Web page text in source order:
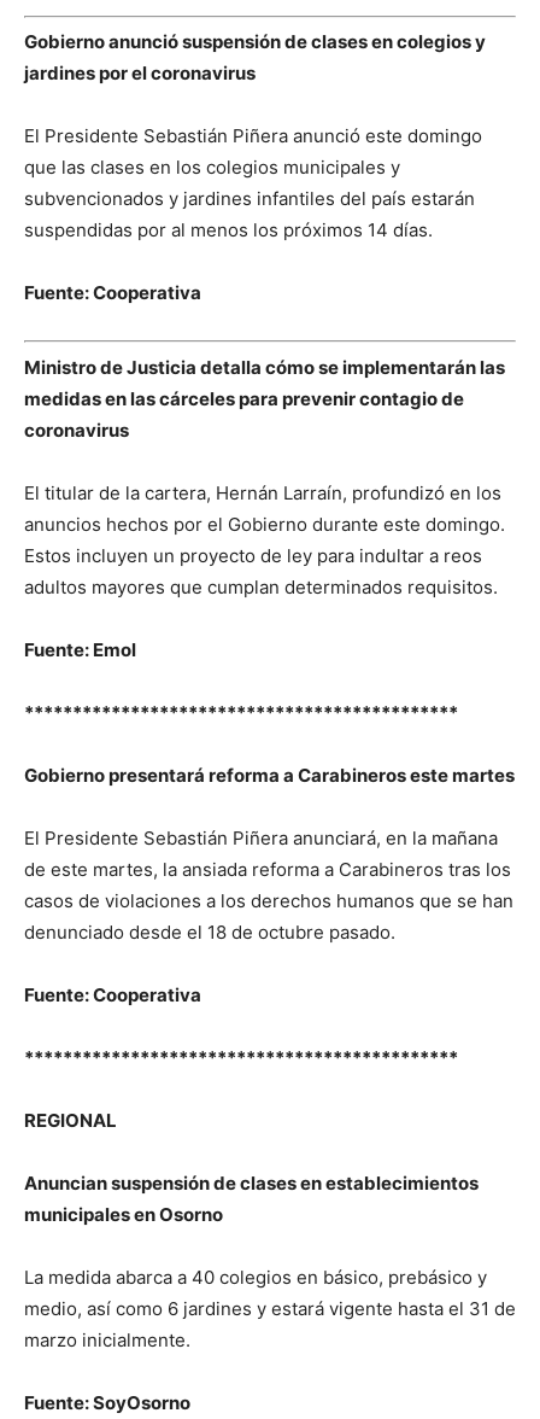
Gobierno anunció suspensión de clases en colegios y
jardines por el coronavirus
El Presidente Sebastián Piñera anunció este domingo
que las clases en los colegios municipales y
subvencionados y jardines infantiles del país estarán
suspendidas por al menos los próximos 14 días.
Fuente: Cooperativa
Ministro de Justicia detalla cómo se implementarán las
medidas en las cárceles para prevenir contagio de
coronavirus
El titular de la cartera, Hernán Larraín, profundizó en los
anuncios hechos por el Gobierno durante este domingo.
Estos incluyen un proyecto de ley para indultar a reos
adultos mayores que cumplan determinados requisitos.
Fuente: Emol
*********************************************
Gobierno presentará reforma a Carabineros este martes
El Presidente Sebastián Piñera anunciará, en la mañana
de este martes, la ansiada reforma a Carabineros tras los
casos de violaciones a los derechos humanos que se han
denunciado desde el 18 de octubre pasado.
Fuente: Cooperativa
*********************************************
REGIONAL
Anuncian suspensión de clases en establecimientos
municipales en Osorno
La medida abarca a 40 colegios en básico, prebásico y
medio, así como 6 jardines y estará vigente hasta el 31 de
marzo inicialmente.
Fuente: SoyOsorno